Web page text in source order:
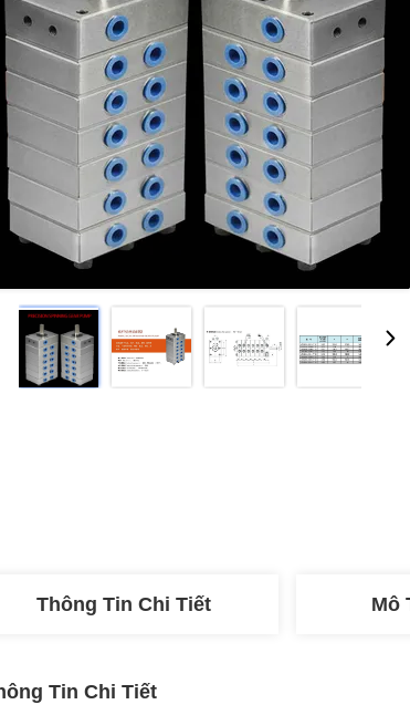
Thông Tin Chi Tiết Mô
Tin Chi Tiết